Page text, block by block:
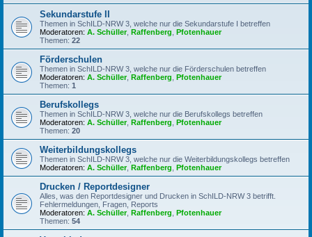
Sekundarstufe II
Themen in SchILD-NRW 3, welche nur die Sekundarstufe I betreffen
Moderatoren: A. Schüller, Raffenberg Pfotenhauer
Themen: 22
Förderschulen
Themen in SchILD-NRW 3, welche nur die Förderschulen betreffen
Moderatoren: A. Schüller, Raffenberg Pfotenhauer
Themen: 1
Berufskollegs
Themen in SchILD-NRW 3, welche nur die Berufskollegs betreffen
Moderatoren: A. Schüller, Raffenberg Pfotenhauer
Themen: 20
Weiterbildungskollegs
Themen in SchILD-NRW 3, welche nur die Weiterbildungskollegs betreffen
Moderatoren: A. Schüller, Raffenberg Pfotenhauer
Drucken / Reportdesigner
Alles, was den Reportdesigner und Drucken in SchILD-NRW 3 betrifft.
Fehlermeldungen, Fragen, Reports
Moderatoren: A. Schüller, Raffenberg Pfotenhauer
Themen: 54